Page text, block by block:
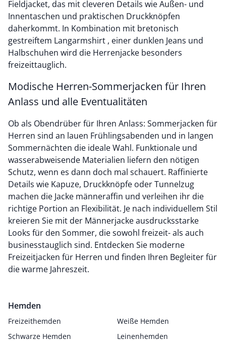
Fieldjacket, das mit cleveren Details wie Außen- und
Innentaschen und praktischen Druckknöpfen
daherkommt. In Kombination mit bretonisch
gestreiftem Langarmshirt , einer dunklen Jeans und
Halbschuhen wird die Herrenjacke besonders
freizeittauglich.
Modische Herren-Sommerjacken für Ihren
Anlass und alle Eventualitäten
Ob als Obendrüber für Ihren Anlass: Sommerjacken für
Herren sind an lauen Frühlingsabenden und in langen
Sommernächten die ideale Wahl. Funktionale und
wasserabweisende Materialien liefern den nötigen
Schutz, wenn es dann doch mal schauert. Raffinierte
Details wie Kapuze, Druckknöpfe oder Tunnelzug
machen die Jacke männeraffin und verleihen ihr die
richtige Portion an Flexibilität. Je nach individuellem Stil
kreieren Sie mit der Männerjacke ausdrucksstarke
Looks für den Sommer, die sowohl freizeit- als auch
businesstauglich sind. Entdecken Sie moderne
Freizeitjacken für Herren und finden Ihren Begleiter für
die warme Jahreszeit.
Hemden
Freizeithemden
Weiße Hemden
Schwarze Hemden
Leinenhemden